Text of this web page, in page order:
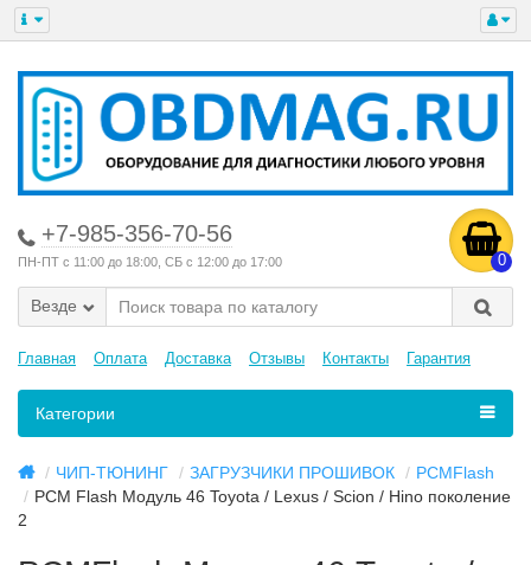
+7-985-356-70-56
ПН-ПТ с 11:00 до 18:00, СБ с 12:00 до 17:00 0
Везде
Главная Оплата Доставка Отзывы Контакты Гарантия
Категории
ЧИП-ТЮНИНГ ЗАГРУЗЧИКИ ПРОШИВОК
PCMFlash
PCM Flash Модуль 46 Toyota / Lexus / Scion / Hino поколение
2